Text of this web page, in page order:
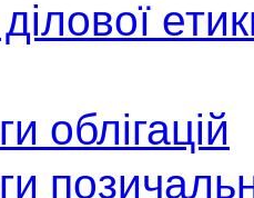
облігацій